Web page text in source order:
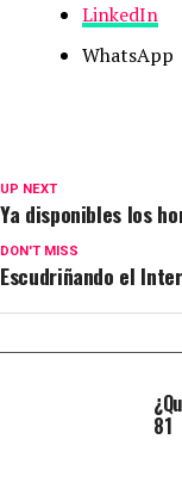
LinkedIn
WhatsApp
UP NEXT
Ya disponibles los
DON'T MISS
Escudriñando el
81